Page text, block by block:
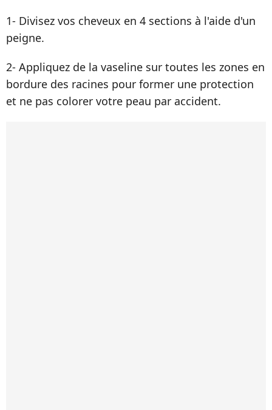
1- Divisez vos cheveux en 4 sections à l'aide d'un
peigne.
2- Appliquez de la vaseline sur toutes les zones en
bordure des racines pour former une protection
et ne pas colorer votre peau par accident.